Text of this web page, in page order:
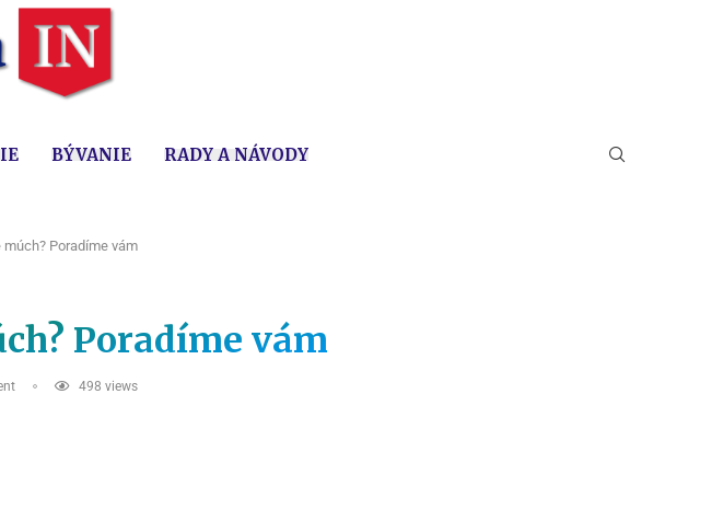
BÝVANIE RADY A NÁVODY
Poradíme vám
Poradíme vám
498 views